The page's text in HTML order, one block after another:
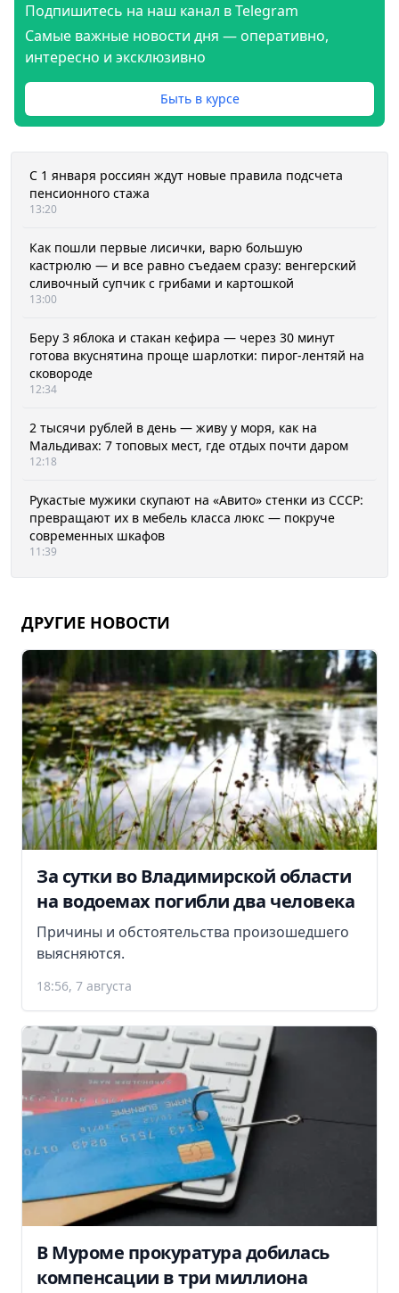
Подпишитесь на наш канал в Telegram
Самые важные новости дня — оперативно,
интересно и эксклюзивно
Быть в курсе
С 1 января россиян ждут новые правила подсчета
пенсионного стажа
13:20
Как пошли первые лисички, варю большую
кастрюлю — и все равно съедаем сразу: венгерский
сливочный супчик с грибами и картошкой
13:00
Беру 3 яблока и стакан кефира — через 30 минут
готова вкуснятина проще шарлотки: пирог-лентяй на
сковороде
12:34
2 тысячи рублей в день — живу у моря, как на
Мальдивах: 7 топовых мест, где отдых почти даром
12:18
Рукастые мужики скупают на «Авито» стенки из СССР:
превращают их в мебель класса люкс — покруче
современных шкафов
11:39
ДРУГИЕ НОВОСТИ
За сутки во Владимирской области
на водоемах погибли два человека
Причины и обстоятельства произошедшего
выясняются.
18:56, 7 августа
В Муроме прокуратура добилась
компенсации в три миллиона